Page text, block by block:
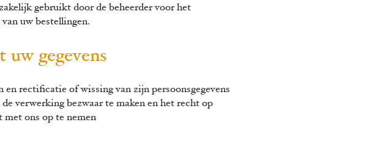
gebruikt door de beheerder voor het
van uw bestellingen.
gegevens
rectificatie of wissing van zijn persoonsgegevens
verwerking bezwaar te maken en het recht op
met ons op te nemen